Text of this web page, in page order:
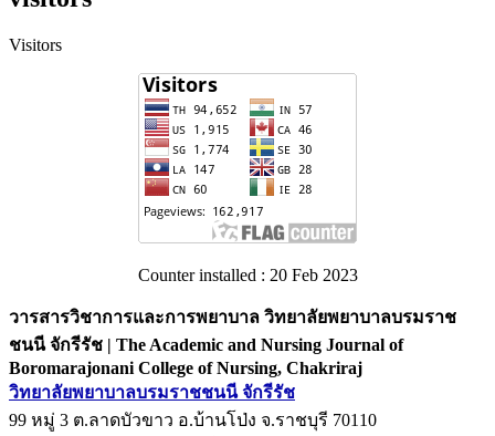
Visitors
Counter installed : 20 Feb 2023
วารสารวิชาการและการพยาบาล วิทยาลัยพยาบาลบรมราช
ชนนี จักรีรัช | The Academic and Nursing Journal of
Boromarajonani College of Nursing, Chakriraj
วิทยาลัยพยาบาลบรมราชชนนี จักรีรัช
99 หมู่ 3 ต.ลาดบัวขาว อ.บ้านโป่ง จ.ราชบุรี 70110